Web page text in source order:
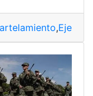
,Ejercito,
,Ejercito